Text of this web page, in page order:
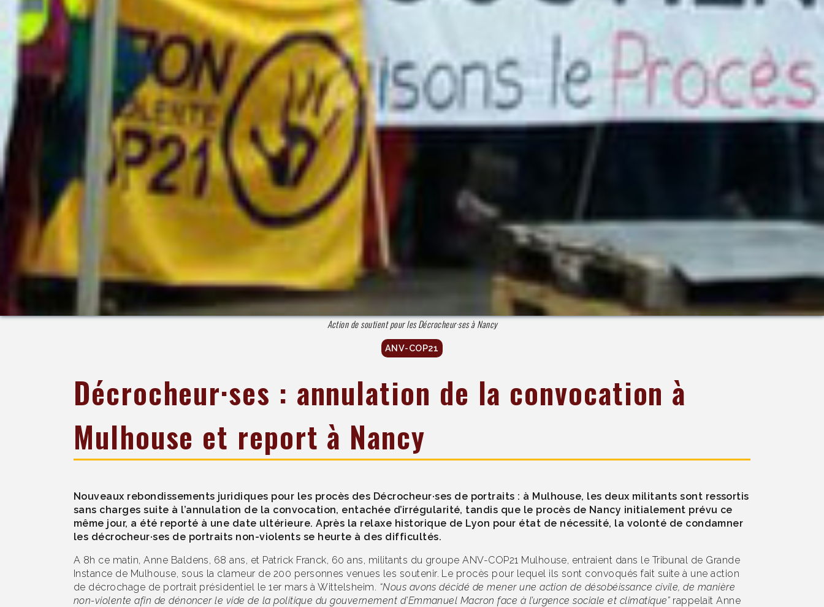
Action de soutient pour les Décrocheur·ses à Nancy
ANV-COP21
Décrocheur·ses : annulation de la convocation à
Mulhouse et report à Nancy
Nouveaux rebondissements juridiques pour les procès des Décrocheur·ses de portraits : à Mulhouse, les deux militants sont ressortis
sans charges suite à l’annulation de la convocation, entachée d’irrégularité, tandis que le procès de Nancy initialement prévu ce
même jour, a été reporté à une date ultérieure. Après la relaxe historique de Lyon pour état de nécessité, la volonté de condamner
les décrocheur·ses de portraits non-violents se heurte à des difficultés.
A 8h ce matin, Anne Baldens, 68 ans, et Patrick Franck, 60 ans, militants du groupe ANV-COP21 Mulhouse, entraient dans le Tribunal de Grande
Instance de Mulhouse, sous la clameur de 200 personnes venues les soutenir. Le procès pour lequel ils sont convoqués fait suite à une action
de décrochage de portrait présidentiel le 1er mars à Wittelsheim. “Nous avons décidé de mener une action de désobéissance civile, de manière
non-violente afin de dénoncer le vide de la politique du gouvernement d’Emmanuel Macron face à l’urgence sociale et climatique”rappelait Anne